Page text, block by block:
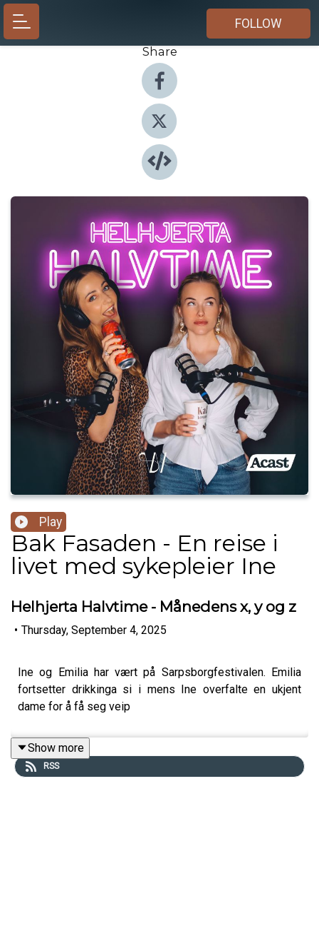
FOLLOW
Share
Play
Bak Fasaden - En reise i
livet med sykepleier Ine
Helhjerta Halvtime - Månedens x, y og z
• Thursday, September 4, 2025
Ine og Emilia har vært på Sarpsborgfestivalen. Emilia
fortsetter drikkinga si i mens Ine overfalte en ukjent
dame for å få seg veip
Show more
RSS